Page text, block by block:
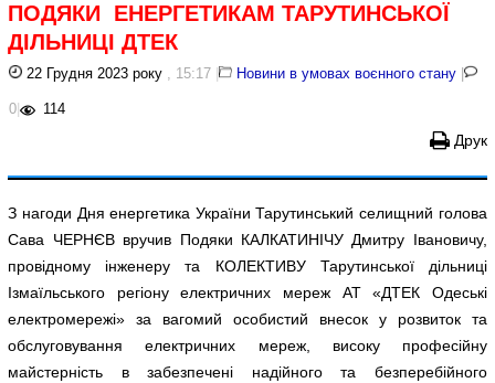
ПОДЯКИ ЕНЕРГЕТИКАМ ТАРУТИНСЬКОЇ
ДІЛЬНИЦІ ДТЕК
22 Грудня 2023 року , 15:17 | Новини в умовах воєнного стану |
0 | 114
Друк
З нагоди Дня енергетика України Тарутинський селищний голова
Сава ЧЕРНЄВ вручив Подяки КАЛКАТИНІЧУ Дмитру Івановичу,
провідному інженеру та КОЛЕКТИВУ Тарутинської дільниці
Ізмаїльського регіону електричних мереж АТ «ДТЕК Одеські
електромережі» за вагомий особистий внесок у розвиток та
обслуговування електричних мереж, високу професійну
майстерність в забезпечені надійного та безперебійного